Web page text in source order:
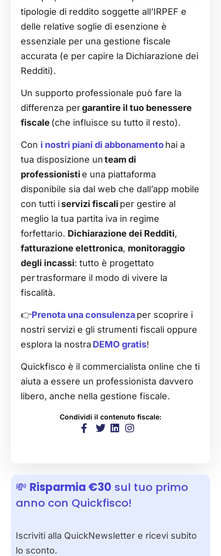
tipologie di reddito soggette all’IRPEF e
delle relative soglie di esenzione è
essenziale per una gestione fiscale
accurata (e per capire la Dichiarazione dei
Redditi).
Un supporto professionale può fare la
differenza pergarantire il tuo benessere
fiscale (che influisce su tutto il resto).
Con i nostri piani di abbonamentohai a
tua disposizione unteam di
professionisti e una piattaforma
disponibile sia dal web che dall’app mobile
con tutti iservizi fiscali per gestire al
meglio la tua partita iva in regime
forfettario. Dichiarazione dei Redditi,
fatturazione elettronica, monitoraggio
degli incassi: tutto è progettato
per trasformare il modo di vivere la
fiscalità.
👉Prenota una consulenzaper scoprire i
nostri servizi e gli strumenti fiscali oppure
esplora la nostra DEMO gratis!
Quickfisco è il commercialista online che ti
aiuta a essere un professionista davvero
libero, anche nella gestione fiscale.
Condividi il contenuto fiscale:
💸 Risparmia €30 sul tuo primo
anno con Quickfisco!
Iscriviti alla QuickNewsletter e ricevi subito
lo sconto.